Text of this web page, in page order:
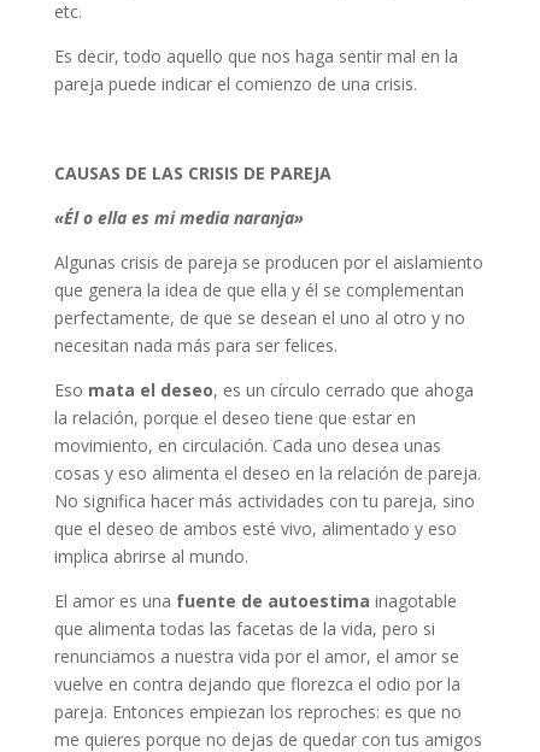
etc.
Es decir, todo aquello que nos haga sentir mal en la
pareja puede indicar el comienzo de una crisis.
CAUSAS DE LAS CRISIS DE PAREJA
«Él o ella es mi media naranja»
Algunas crisis de pareja se producen por el aislamiento
que genera la idea de que ella y él se complementan
perfectamente, de que se desean el uno al otro y no
necesitan nada más para ser felices.
Eso mata el deseo, es un círculo cerrado que ahoga
la relación, porque el deseo tiene que estar en
movimiento, en circulación. Cada uno desea unas
cosas y eso alimenta el deseo en la relación de pareja.
No significa hacer más actividades con tu pareja, sino
que el deseo de ambos esté vivo, alimentado y eso
implica abrirse al mundo.
El amor es una fuente de autoestima inagotable
que alimenta todas las facetas de la vida, pero si
renunciamos a nuestra vida por el amor, el amor se
vuelve en contra dejando que florezca el odio por la
pareja. Entonces empiezan los reproches: es que no
me quieres porque no dejas de quedar con tus amigos